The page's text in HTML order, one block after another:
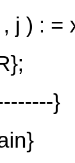
j ) : =
}